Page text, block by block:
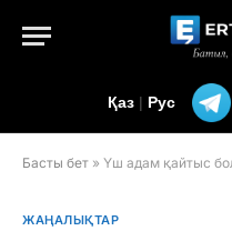
Қаз | Рус
Басты бет » Үш адам қайтыс болған:
ЖАҢАЛЫҚТАР